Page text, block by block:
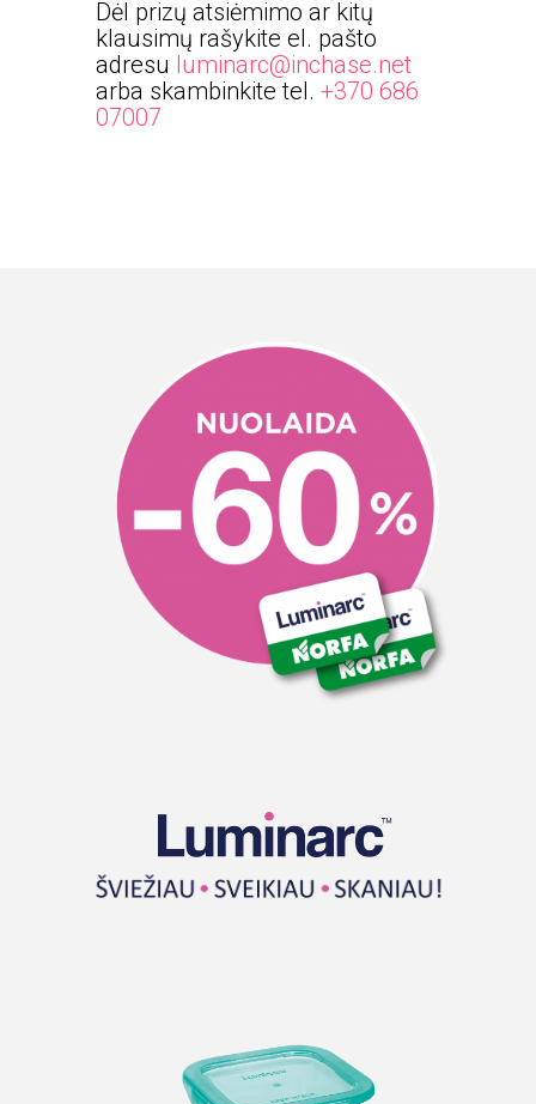
Dėl prizų atsiėmimo ar kitų
klausimų rašykite el. pašto
adresu luminarc@inchase.net
arba skambinkite tel. +370 686
07007